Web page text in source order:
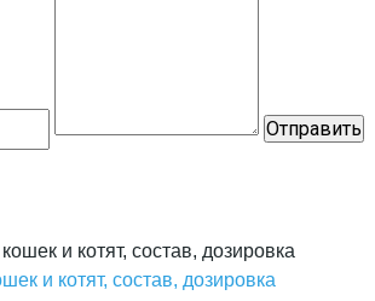
и котят, состав, дозировка